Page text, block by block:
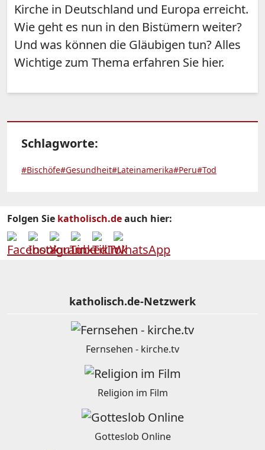
Kirche in Deutschland und Europa erreicht.
Wie geht es nun in den Bistümern weiter?
Und was können die Gläubigen tun? Alles
Wichtige zum Thema erfahren Sie hier.
Schlagworte:
#Bischöfe#Gesundheit#Lateinamerika#Peru#Tod
Folgen Sie katholisch.deauch hier:
katholisch.de-Netzwerk
Fernsehen - kirche.tv
Religion im Film
Gotteslob Online